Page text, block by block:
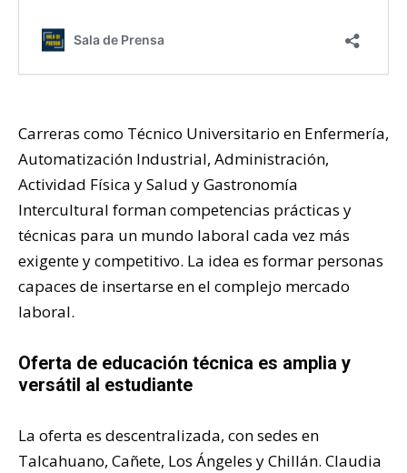
Carreras como Técnico Universitario en Enfermería,
Automatización Industrial, Administración,
Actividad Física y Salud y Gastronomía
Intercultural forman competencias prácticas y
técnicas para un mundo laboral cada vez más
exigente y competitivo. La idea es formar personas
capaces de insertarse en el complejo mercado
laboral.
Oferta de educación técnica es amplia y
versátil al estudiante
La oferta es descentralizada, con sedes en
Talcahuano, Cañete, Los Ángeles y Chillán. Claudia